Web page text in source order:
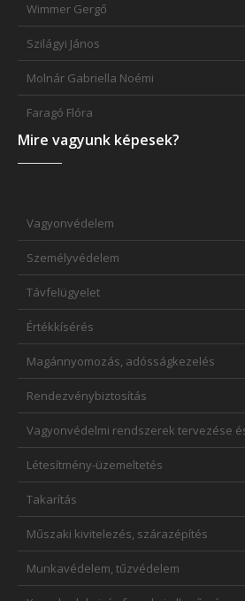
Wimmer Gergő
Szilágyi János
Molnár Gabriella Noémi
Faragó Flóra
Mire vagyunk képesek?
Vagyonvédelem
Személyvédelem
Távfelügyelet
Értékkísérés
Magánnyomozás, adósságkezelés
Rendezvénybiztosítás
Vagyonvédelmi rendszerek tervezése
Létesítmény-üzemeltetés
Takarítás
Műszaki kivitelezés, szárazépítés
Munkavédelem, tűzvédelem